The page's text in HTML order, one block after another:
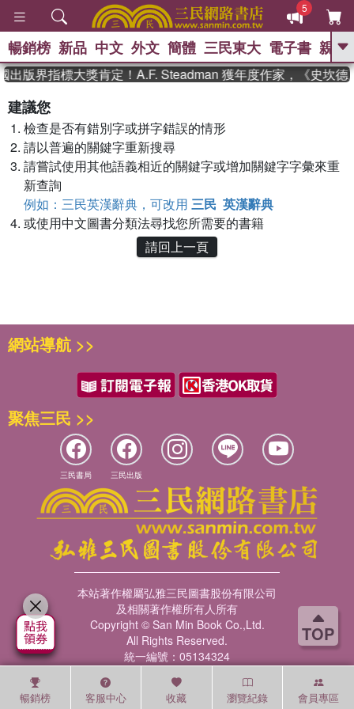
TOP
5
GO
史是一群喵 、
獎 臺灣漫遊錄
登輝時代 、 數學女孩：黎曼猜想 、
暢銷榜 新品 中文 外文 簡體 三民東大 電子書 親子
出版界指標大獎肯定！A.F. Steadman 獲年度作家，《史坎德
建議您
檢查是否有錯別字或拼字錯誤的情形
請以普遍的關鍵字重新搜尋
請嘗試使用其他語義相近的關鍵字或增加關鍵字字彙來重
新查詢
例如：三民英漢辭典，可改用 三民 英漢辭典
或使用中文圖書分類法尋找您所需要的書籍
請回上一頁
暢銷榜 客服中心 收藏 瀏覽紀錄 會員專區
網站導航 >>
聚焦三民 >>
三民書局 三民出版
本站著作權屬弘雅三民圖書股份有限公司
及相關著作權所有人所有
Copyright © San Min Book Co.,Ltd.
All Rights Reserved.
統一編號：05134324